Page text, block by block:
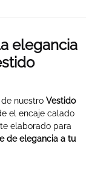
elegancia
nuestro Vestido
el encaje calado
elaborado para
de elegancia a tu